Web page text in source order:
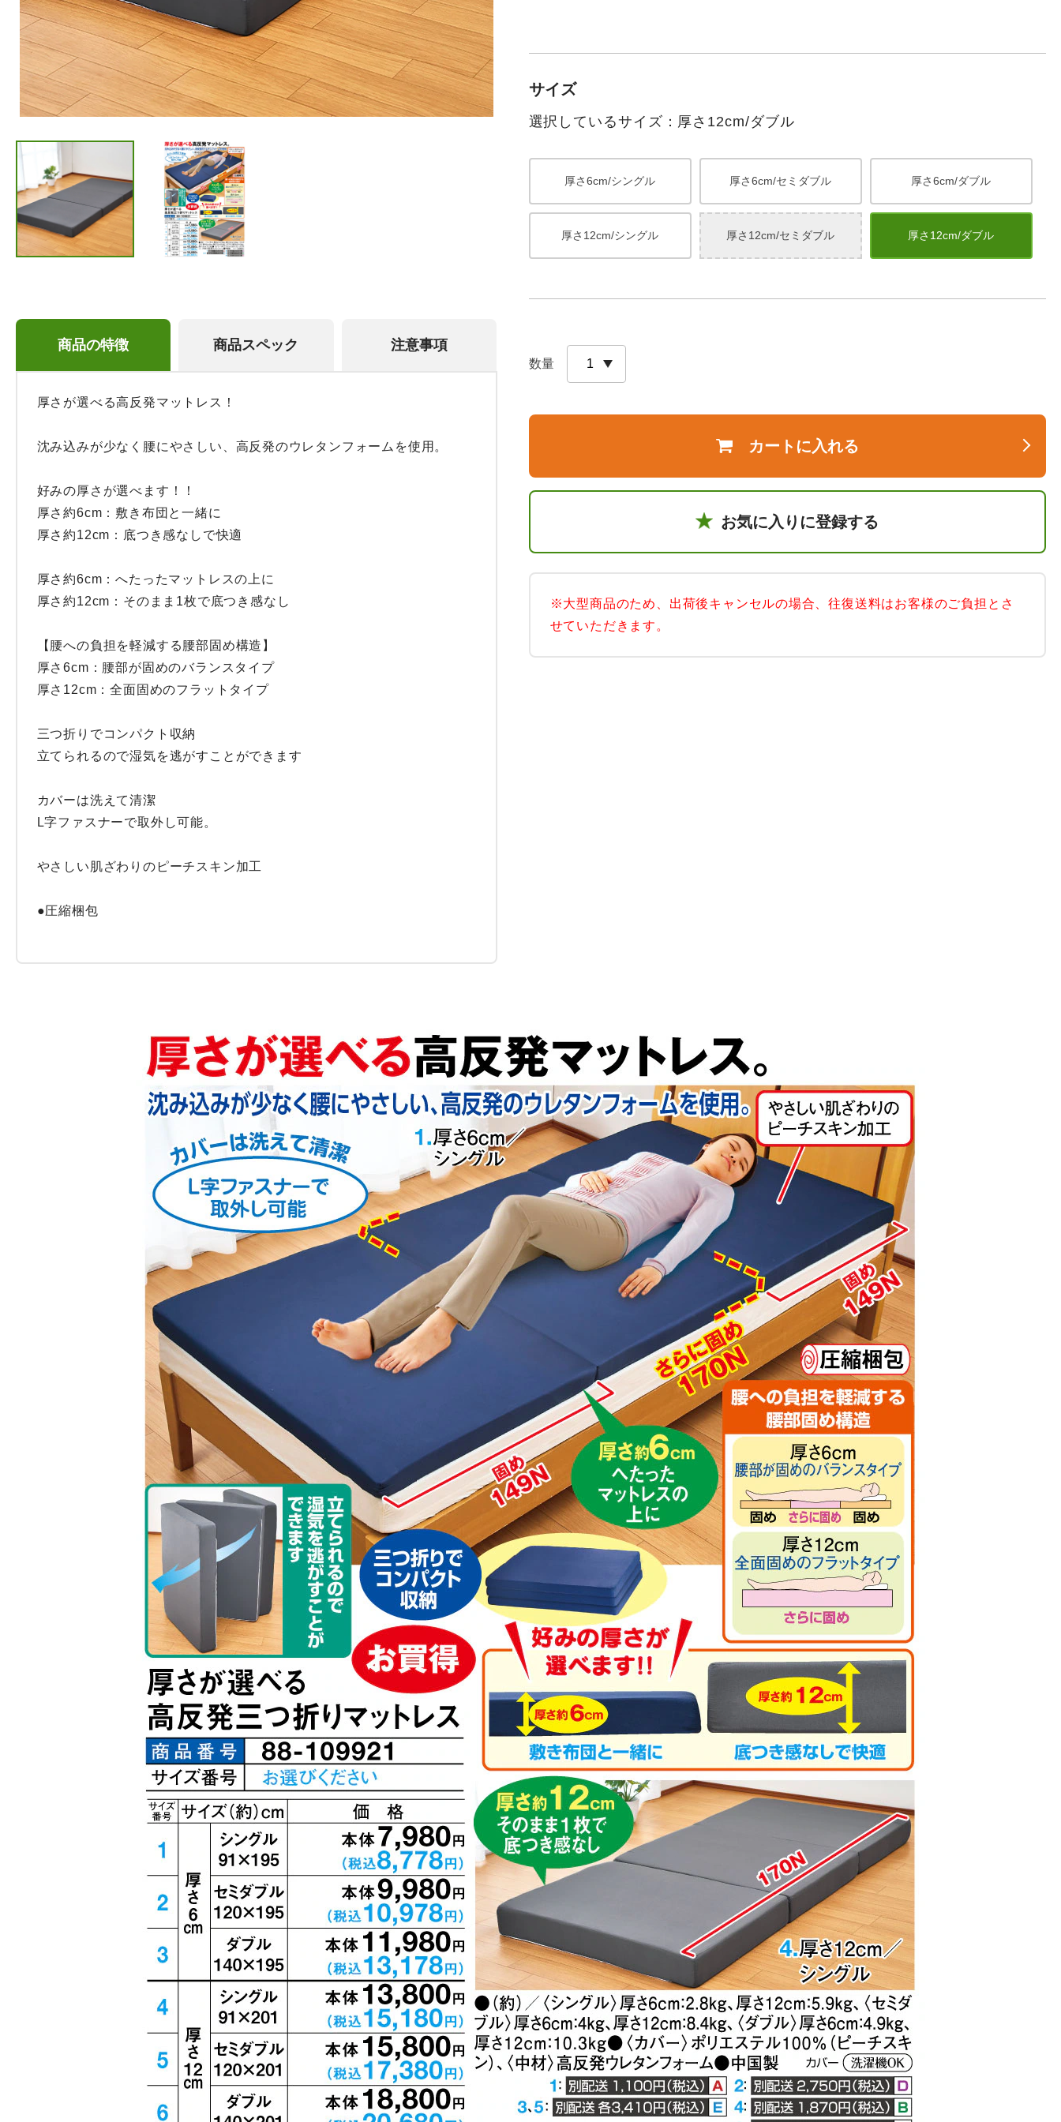
商品の特徴 商品スペック 注意事項
厚さが選べる高反発マットレス！
沈み込みが少なく腰にやさしい、高反発のウレタンフォームを使用。
好みの厚さが選べます！！
厚さ約6cm：敷き布団と一緒に
厚さ約12cm：底つき感なしで快適
厚さ約6cm：へたったマットレスの上に
厚さ約12cm：そのまま1枚で底つき感なし
【腰への負担を軽減する腰部固め構造】
厚さ6cm：腰部が固めのバランスタイプ
厚さ12cm：全面固めのフラットタイプ
三つ折りでコンパクト収納
立てられるので湿気を逃がすことができます
カバーは洗えて清潔
L字ファスナーで取外し可能。
やさしい肌ざわりのピーチスキン加工
●圧縮梱包
サイズ
選択しているサイズ：厚さ12cm/ダブル
厚さ6cm/シングル 厚さ6cm/セミダブル 厚さ6cm/ダブル
厚さ12cm/シングル 厚さ12cm/セミダブル 厚さ12cm/ダブル
数量
カートに入れる
お気に入りに登録する
※大型商品のため、出荷後キャンセルの場合、往復送料はお客様のご負担とさ
せていただきます。